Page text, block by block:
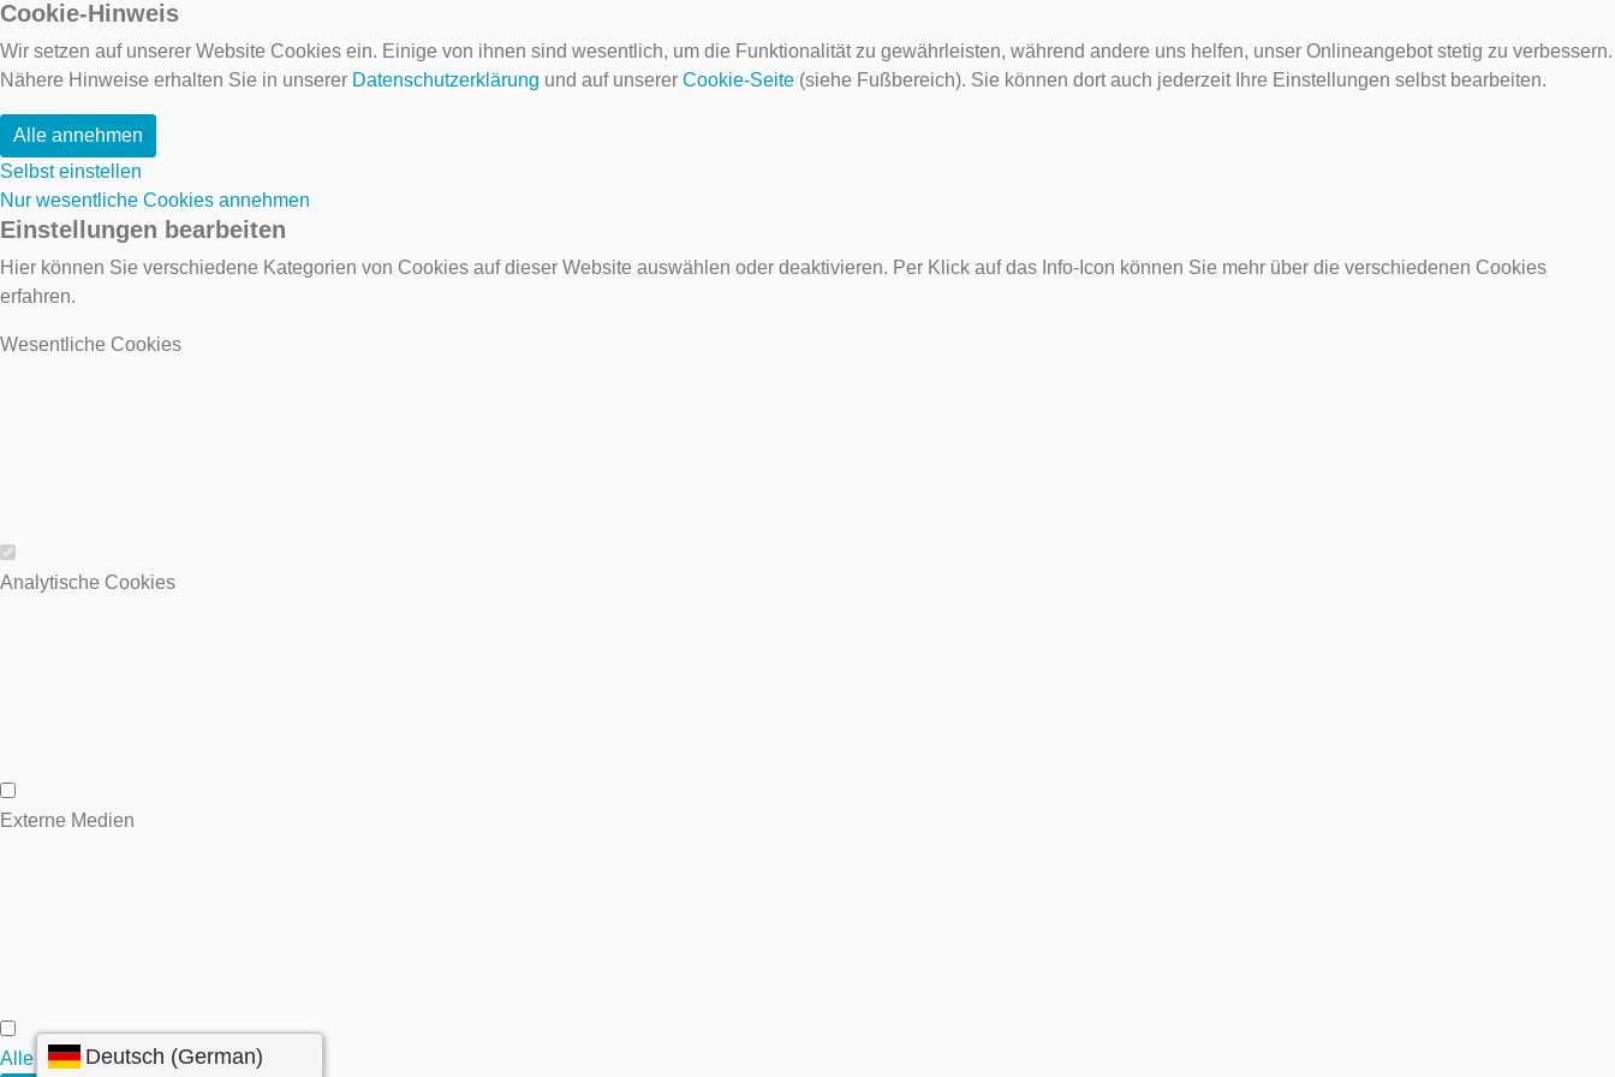
Cookie-Hinweis
Wir setzen auf unserer Website Cookies ein. Einige von ihnen sind wesentlich, um die Funktionalität zu gewährleisten, während andere uns helfen, unser Onlineangebot stetig zu verbessern.
Nähere Hinweise erhalten Sie in unserer Datenschutzerklärung und auf unserer Cookie-Seite (siehe Fußbereich). Sie können dort auch jederzeit Ihre Einstellungen selbst bearbeiten.
Alle annehmen
Selbst einstellen
Nur wesentliche Cookies annehmen
Einstellungen bearbeiten
Hier können Sie verschiedene Kategorien von Cookies auf dieser Website auswählen oder deaktivieren. Per Klick auf das Info-Icon können Sie mehr über die verschiedenen Cookies
erfahren.
Wesentliche Cookies
Wesentliche Cookies
Analytische Cookies
Analytische Cookies
Externe Medien
Externe Medien
Alle annehmen